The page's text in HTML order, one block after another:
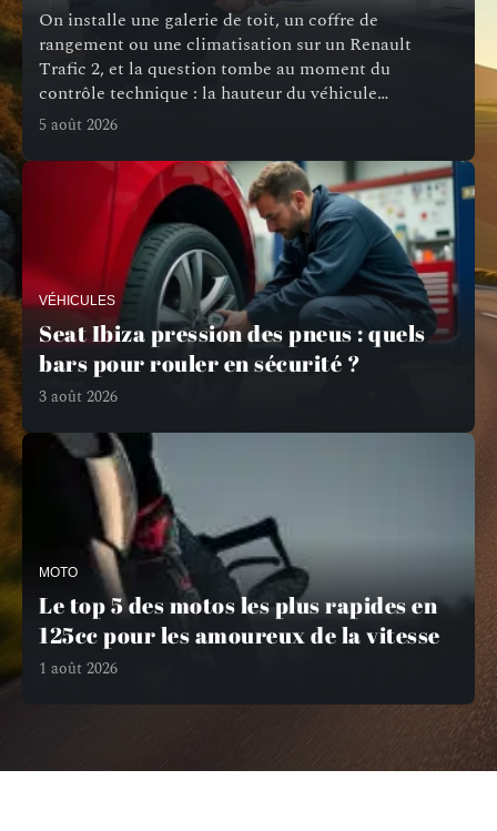
On installe une galerie de toit, un coffre de
rangement ou une climatisation sur un Renault
Trafic 2, et la question tombe au moment du
contrôle technique : la hauteur du véhicule…
5 août 2026
VÉHICULES
Seat Ibiza pression des pneus : quels
bars pour rouler en sécurité ?
3 août 2026
MOTO
Le top 5 des motos les plus rapides en
125cc pour les amoureux de la vitesse
1 août 2026